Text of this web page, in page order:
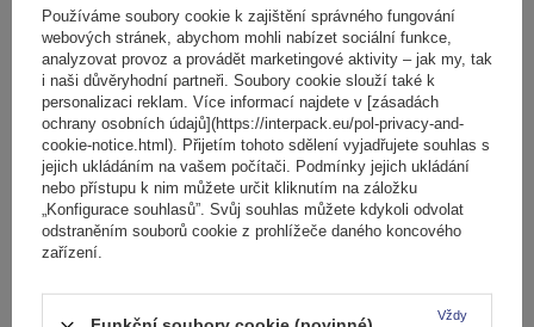
Střešní nosič Eco Alubase 135 - univerzální hliníkový nosič
pro otevřené lišty (černý)
1 436,00 Kč
Produkt dostupný ve velkém množství
Používáme soubory cookie k zajištění správného fungování
webových stránek, abychom mohli nabízet sociální funkce,
analyzovat provoz a provádět marketingové aktivity – jak my, tak
i naši důvěryhodní partneři. Soubory cookie slouží také k
personalizaci reklam. Více informací najdete v [zásadách
ochrany osobních údajů](https://interpack.eu/pol-privacy-and-
cookie-notice.html). Přijetím tohoto sdělení vyjadřujete souhlas s
jejich ukládáním na vašem počítači. Podmínky jejich ukládání
nebo přístupu k nim můžete určit kliknutím na záložku
„Konfigurace souhlasů”. Svůj souhlas můžete kdykoli odvolat
odstraněním souborů cookie z prohlížeče daného koncového
zařízení.
Vždy